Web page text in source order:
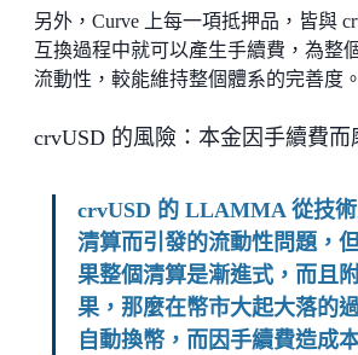
另外，Curve 上每一項抵押品，皆與
互換過程中就可以產生手續費，為整
流動性，較能維持整個體系的完善度。
crvUSD 的風險：本金因手續費而
crvUSD 的 LLAMMA 從技
清算而引發的流動性問題，
果整個清算是漸進式，而且
果，那麼在幣市大起大落的
自動換幣，而因手續費造成